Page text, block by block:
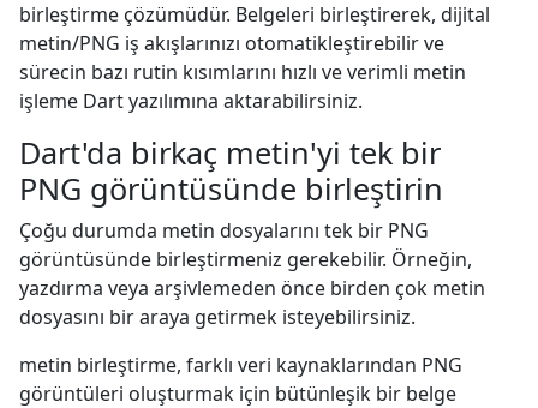
birleştirme çözümüdür. Belgeleri birleştirerek, dijital
metin/PNG iş akışlarınızı otomatikleştirebilir ve
sürecin bazı rutin kısımlarını hızlı ve verimli metin
işleme Dart yazılımına aktarabilirsiniz.
Dart'da birkaç metin'yi tek bir
PNG görüntüsünde birleştirin
Çoğu durumda metin dosyalarını tek bir PNG
görüntüsünde birleştirmeniz gerekebilir. Örneğin,
yazdırma veya arşivlemeden önce birden çok metin
dosyasını bir araya getirmek isteyebilirsiniz.
metin birleştirme, farklı veri kaynaklarından PNG
görüntüleri oluşturmak için bütünleşik bir belge